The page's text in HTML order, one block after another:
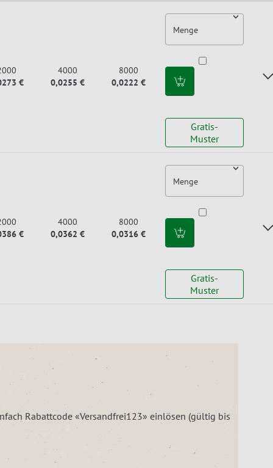
€
4000
0,0255 €
8000
0,0222 €
Menge
Gratis-
Muster
€
4000
0,0362 €
8000
0,0316 €
Menge
Gratis-
Muster
Rabattcode «Versandfrei123» einlösen (gültig bis